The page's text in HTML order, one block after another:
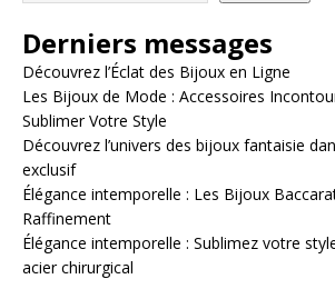
Derniers messages
Découvrez l’Éclat des Bijoux en Ligne
Les Bijoux de Mode : Accessoires
Sublimer Votre Style
Découvrez l’univers des bijoux fantaisie
exclusif
Élégance intemporelle : Les Bijoux
Raffinement
Élégance intemporelle : Sublimez votre
acier chirurgical